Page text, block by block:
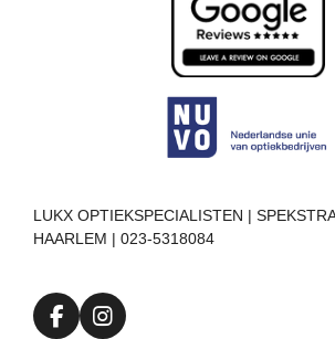
LUKX OPTIEKSPECIALISTEN |
HAARLEM | 023-5318084
F
I